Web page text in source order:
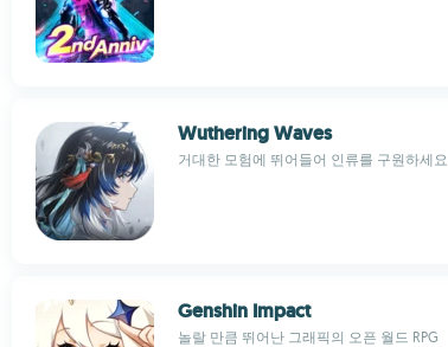
Wuthering Waves
거대한 모험에 뛰어들어 인류를 구원하세요
Genshin Impact
놀랄 만큼 뛰어난 그래픽의 오픈 월드 RPG